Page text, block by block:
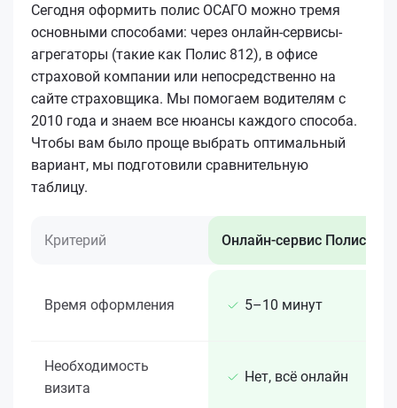
Сегодня оформить полис ОСАГО можно тремя
основными способами: через онлайн-сервисы-
агрегаторы (такие как Полис 812), в офисе
страховой компании или непосредственно на
сайте страховщика. Мы помогаем водителям с
2010 года и знаем все нюансы каждого способа.
Чтобы вам было проще выбрать оптимальный
вариант, мы подготовили сравнительную
таблицу.
Критерий Онлайн-сервис Полис 812
Время оформления 5–10 минут
Необходимость
визита
Нет, всё онлайн